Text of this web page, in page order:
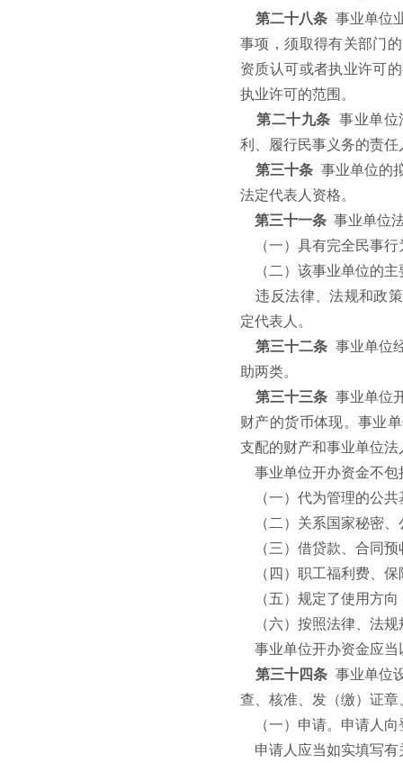
第二十八条 事业单位
事项，须取得有关部门
资质认可或者执业许可
执业许可的范围。
第二十九条 事业单位
利、履行民事义务的责任
第三十条 事业单位的
法定代表人资格。
第三十一条 事业单位
（一）具有完全民事
（二）该事业单位的
违反法律、法规和政
定代表人。
第三十二条 事业单位
助两类。
第三十三条 事业单位
财产的货币体现。事业
支配的财产和事业单位
事业单位开办资金不包
（一）代为管理的公
（二）关系国家秘密
（三）借贷款、合同
（四）职工福利费、
（五）规定了使用方
（六）按照法律、法
事业单位开办资金应
第三十四条 事业单位
查、核准、发（缴）证章
（一）申请。申请人
申请人应当如实填写